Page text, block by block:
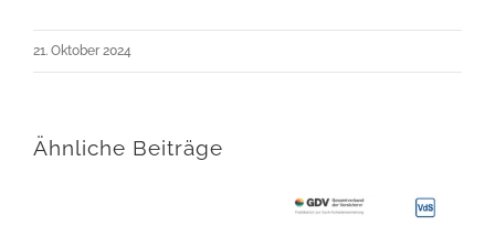
21. Oktober 2024
Ähnliche Beiträge